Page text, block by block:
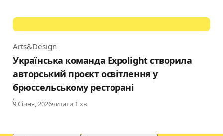
Category
Arts&Design
Українська команда Expolight створила
авторський проєкт освітлення у
брюссельському ресторані
Published
9 Січня, 2026читати 1 хв